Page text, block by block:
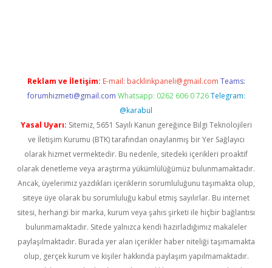
Reklam ve İletişim: E-mail: backlinkpaneli@gmail.com Teams:
forumhizmeti@gmail.com Whatsapp: 0262 606 0 726 Telegram:
@karabul
Yasal Uyarı: Sitemiz, 5651 Sayılı Kanun gereğince Bilgi Teknolojileri
ve İletişim Kurumu (BTK) tarafından onaylanmış bir Yer Sağlayıcı
olarak hizmet vermektedir. Bu nedenle, sitedeki içerikleri proaktif
olarak denetleme veya araştırma yükümlülüğümüz bulunmamaktadır.
Ancak, üyelerimiz yazdıkları içeriklerin sorumluluğunu taşımakta olup,
siteye üye olarak bu sorumluluğu kabul etmiş sayılırlar. Bu internet
sitesi, herhangi bir marka, kurum veya şahıs şirketi ile hiçbir bağlantısı
bulunmamaktadır. Sitede yalnızca kendi hazırladığımız makaleler
paylaşılmaktadır. Burada yer alan içerikler haber niteliği taşımamakta
olup, gerçek kurum ve kişiler hakkında paylaşım yapılmamaktadır.